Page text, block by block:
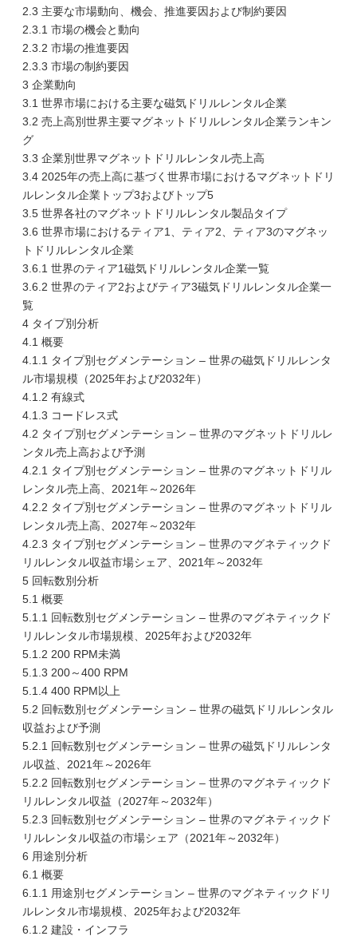
2.3 主要な市場動向、機会、推進要因および制約要因
2.3.1 市場の機会と動向
2.3.2 市場の推進要因
2.3.3 市場の制約要因
3 企業動向
3.1 世界市場における主要な磁気ドリルレンタル企業
3.2 売上高別世界主要マグネットドリルレンタル企業ランキン
グ
3.3 企業別世界マグネットドリルレンタル売上高
3.4 2025年の売上高に基づく世界市場におけるマグネットドリ
ルレンタル企業トップ3およびトップ5
3.5 世界各社のマグネットドリルレンタル製品タイプ
3.6 世界市場におけるティア1、ティア2、ティア3のマグネッ
トドリルレンタル企業
3.6.1 世界のティア1磁気ドリルレンタル企業一覧
3.6.2 世界のティア2およびティア3磁気ドリルレンタル企業一
覧
4 タイプ別分析
4.1 概要
4.1.1 タイプ別セグメンテーション – 世界の磁気ドリルレンタ
ル市場規模（2025年および2032年）
4.1.2 有線式
4.1.3 コードレス式
4.2 タイプ別セグメンテーション – 世界のマグネットドリルレ
ンタル売上高および予測
4.2.1 タイプ別セグメンテーション – 世界のマグネットドリル
レンタル売上高、2021年～2026年
4.2.2 タイプ別セグメンテーション – 世界のマグネットドリル
レンタル売上高、2027年～2032年
4.2.3 タイプ別セグメンテーション – 世界のマグネティックド
リルレンタル収益市場シェア、2021年～2032年
5 回転数別分析
5.1 概要
5.1.1 回転数別セグメンテーション – 世界のマグネティックド
リルレンタル市場規模、2025年および2032年
5.1.2 200 RPM未満
5.1.3 200～400 RPM
5.1.4 400 RPM以上
5.2 回転数別セグメンテーション – 世界の磁気ドリルレンタル
収益および予測
5.2.1 回転数別セグメンテーション – 世界の磁気ドリルレンタ
ル収益、2021年～2026年
5.2.2 回転数別セグメンテーション – 世界のマグネティックド
リルレンタル収益（2027年～2032年）
5.2.3 回転数別セグメンテーション – 世界のマグネティックド
リルレンタル収益の市場シェア（2021年～2032年）
6 用途別分析
6.1 概要
6.1.1 用途別セグメンテーション – 世界のマグネティックドリ
ルレンタル市場規模、2025年および2032年
6.1.2 建設・インフラ